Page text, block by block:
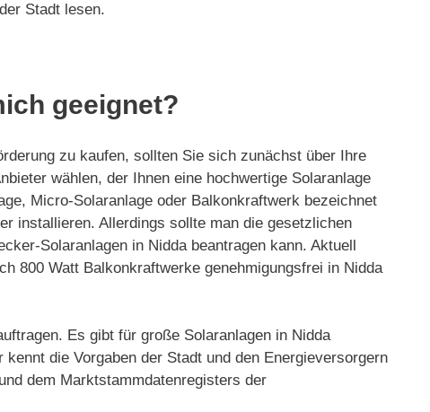
Stadt lesen.
geeignet?
zu kaufen, sollten Sie sich zunächst über Ihre
wählen, der Ihnen eine hochwertige Solaranlage
Micro-Solaranlage oder Balkonkraftwerk bezeichnet
installieren. Allerdings sollte man die gesetzlichen
Solaranlagen in Nidda beantragen kann. Aktuell
800 Watt Balkonkraftwerke genehmigungsfrei in Nidda
Es gibt für große Solaranlagen in Nidda
die Vorgaben der Stadt und den Energieversorgern
dem Marktstammdatenregisters der